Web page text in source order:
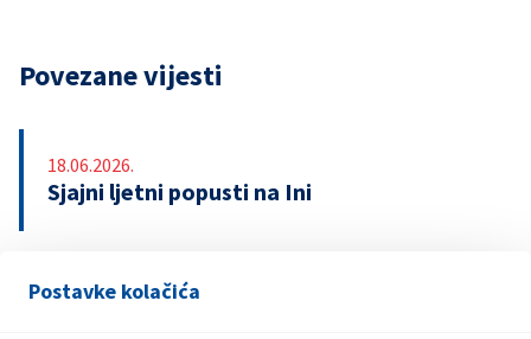
Postavke kolačića
Povezane vijesti
18.06.2026.
Sjajni ljetni popusti na Ini
13.04.2026.